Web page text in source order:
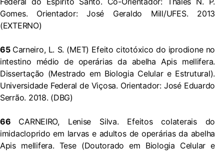
Gomes. Orientador: José Geraldo Mill/UFES. 2013
(EXTERNO)
65 Carneiro, L. S. (MET) Efeito citotóxico do iprodione no
intestino médio de operárias da abelha Apis mellifera.
Dissertação (Mestrado em Biologia Celular e Estrutural).
Universidade Federal de Viçosa. Orientador: José Eduardo
Serrão. 2018. (DBG)
66 CARNEIRO, Lenise Silva. Efeitos colaterais do
imidacloprido em larvas e adultos de operárias da abelha
Apis mellifera. Tese (Doutorado em Biologia Celular e